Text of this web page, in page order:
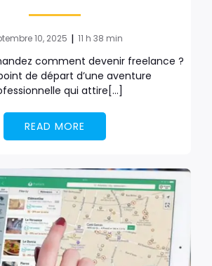
10, 2025 | 11 h 38 min
comment devenir freelance ?
de départ d’une aventure
qui attire[…]
READ MORE